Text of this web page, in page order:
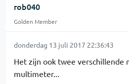
rob040
Golden Member
donderdag 13 juli 2017 22:36:43
Het zijn ook twee verschillende
multimeter...